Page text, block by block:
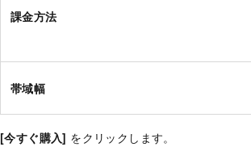
課金方法
帯域幅
[今すぐ購入] をクリックします。